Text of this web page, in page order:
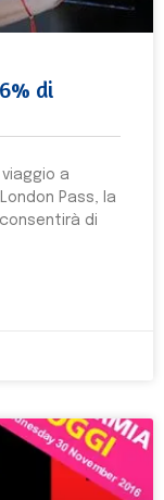
di
a
Pass, la
di